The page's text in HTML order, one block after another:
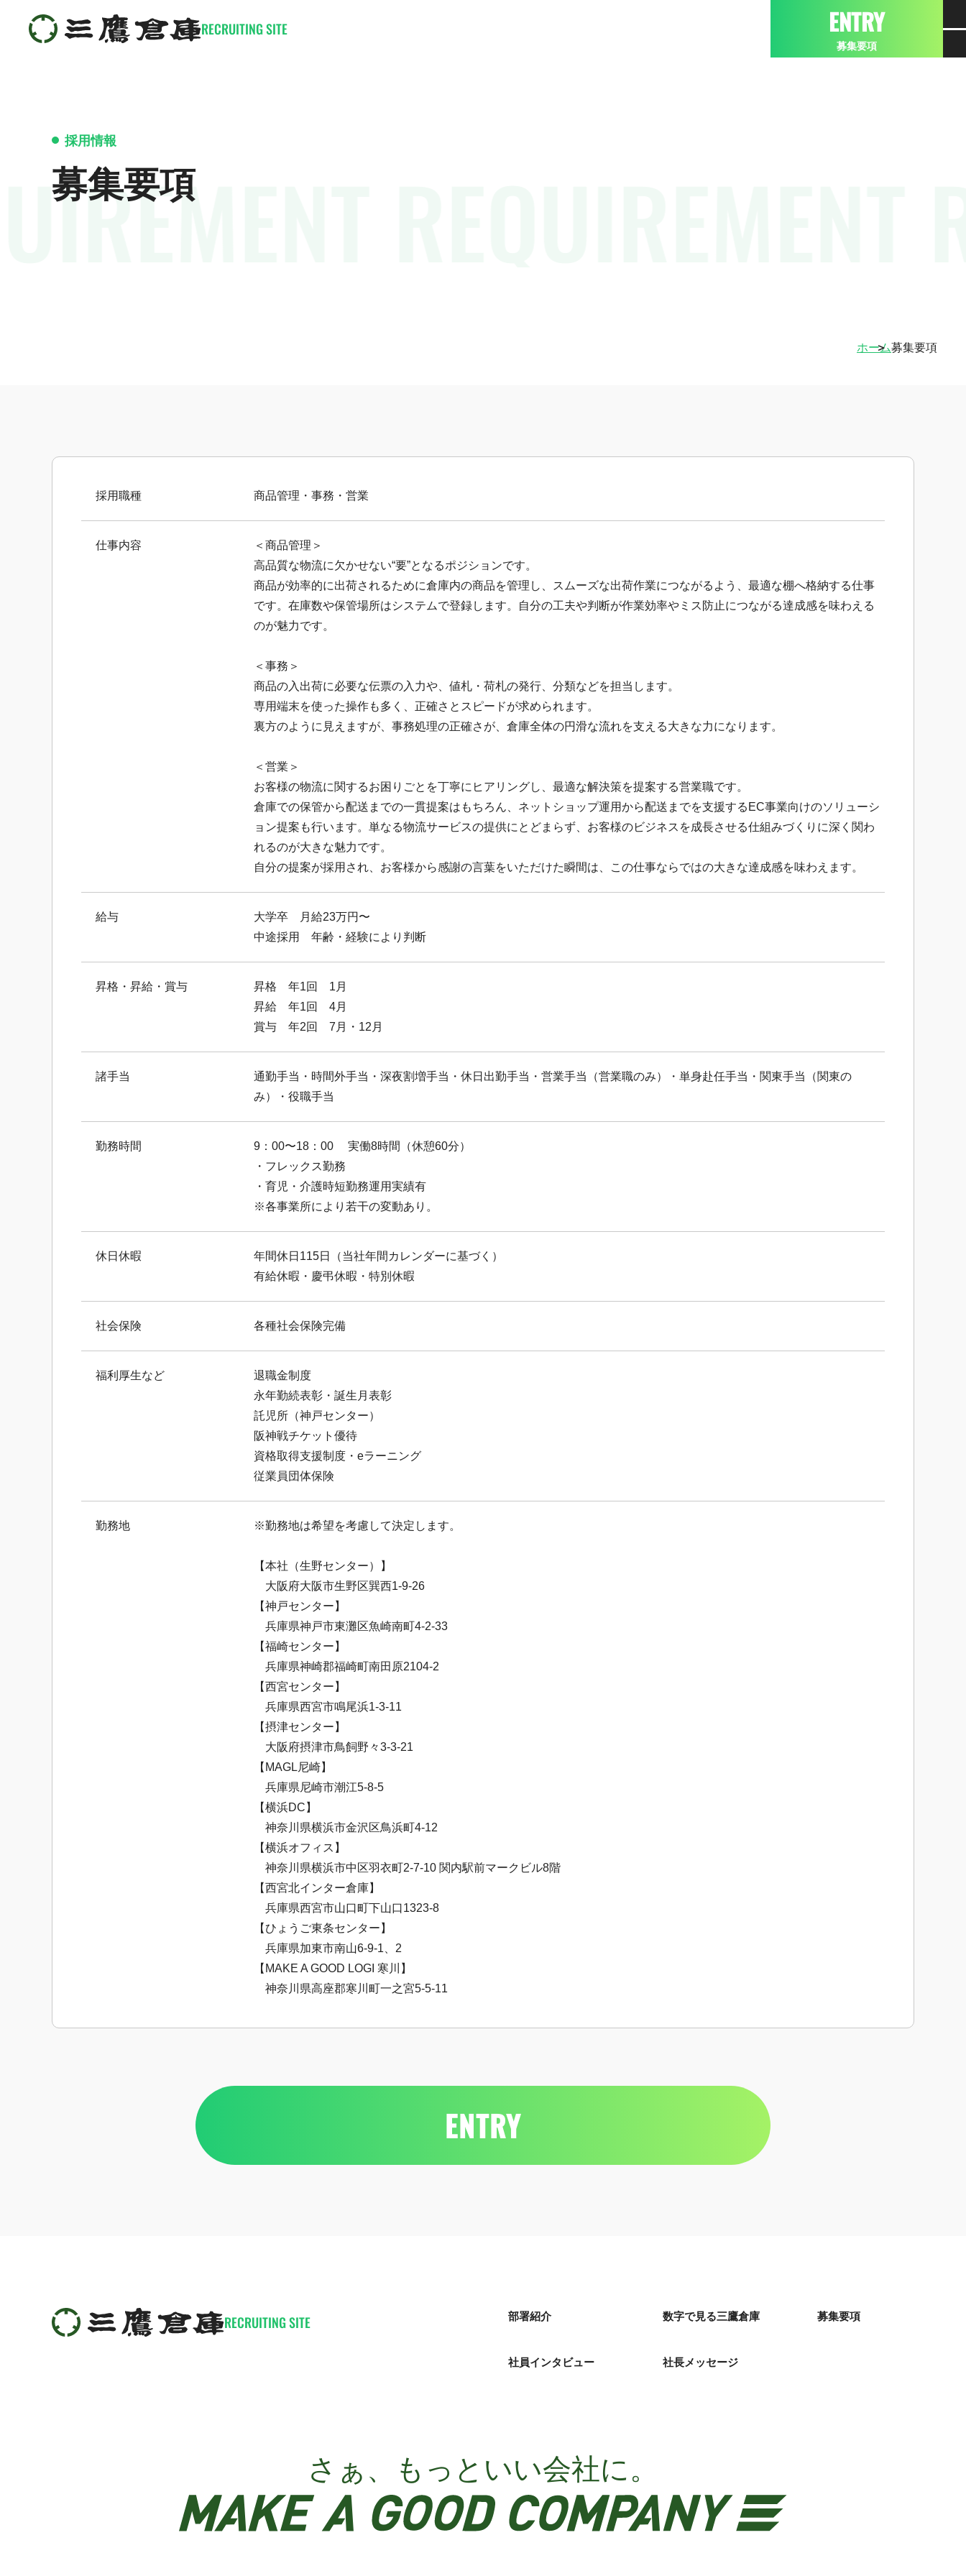
RECRUITING SITE ENTRY
募集要項
採用情報
募集要項 REQUIREMENT
ホーム募集要項
採用職種 商品管理 事務 営業
仕事内容
＜商品管理＞
高品質な物流に欠かせない“要”となるポジションです。
商品が効率的に出荷されるために倉庫内の商品を管理し、スムーズな出荷作業につながるよう、最適な棚へ格納する仕事
です。在庫数や保管場所はシステムで登録します。自分の工夫や判断が作業効率やミス防止につながる達成感を味わえる
のが魅力です。
＜事務＞
商品の入出荷に必要な伝票の入力や、値札・荷札の発行、分類などを担当します。
専用端末を使った操作も多く、正確さとスピードが求められます。
裏方のように見えますが、事務処理の正確さが、倉庫全体の円滑な流れを支える大きな力になります。
＜営業＞
お客様の物流に関するお困りごとを丁寧にヒアリングし、最適な解決策を提案する営業職です。
倉庫での保管から配送までの一貫提案はもちろん、ネットショップ運用から配送までを支援するEC事業向けのソリューシ
ョン提案も行います。単なる物流サービスの提供にとどまらず、お客様のビジネスを成長させる仕組みづくりに深く関わ
れるのが大きな魅力です。
自分の提案が採用され、お客様から感謝の言葉をいただけた瞬間は、この仕事ならではの大きな達成感を味わえます。
給与
大学卒 月給23万円〜
中途採用 年齢・経験により判断
昇格・昇給・賞与
昇格 年1回 1月
昇給 年1回 4月
賞与 年2回 7月・12月
諸手当
通勤手当・時間外手当・深夜割増手当・休日出勤手当・営業手当（営業職のみ）・単身赴任手当・関東手当（関東の
み）・役職手当
勤務時間
9：00〜18：00 実働8時間（休憩60分）
・フレックス勤務
・育児・介護時短勤務運用実績有
※各事業所により若干の変動あり。
休日休暇
年間休日115日（当社年間カレンダーに基づく）
有給休暇・慶弔休暇・特別休暇
社会保険 各種社会保険完備
福利厚生など
退職金制度
永年勤続表彰・誕生月表彰
託児所（神戸センター）
阪神戦チケット優待
資格取得支援制度・eラーニング
従業員団体保険
勤務地 ※勤務地は希望を考慮して決定します。
【本社（生野センター）】
大阪府大阪市生野区巽西1-9-26
【神戸センター】
兵庫県神戸市東灘区魚崎南町4-2-33
【福崎センター】
兵庫県神崎郡福崎町南田原2104-2
【西宮センター】
兵庫県西宮市鳴尾浜1-3-11
【摂津センター】
大阪府摂津市鳥飼野々3-3-21
【MAGL尼崎】
兵庫県尼崎市潮江5-8-5
【横浜DC】
神奈川県横浜市金沢区鳥浜町4-12
【横浜オフィス】
神奈川県横浜市中区羽衣町2-7-10 関内駅前マークビル8階
【西宮北インター倉庫】
兵庫県西宮市山口町下山口1323-8
【ひょうご東条センター】
兵庫県加東市南山6-9-1、2
【MAKE A GOOD LOGI 寒川】
神奈川県高座郡寒川町一之宮5-5-11
ENTRY
RECRUITING SITE 部署紹介 数字で見る三鷹倉庫 募集要項
社員インタビュー 社長メッセージ
さぁ、もっといい会社に。